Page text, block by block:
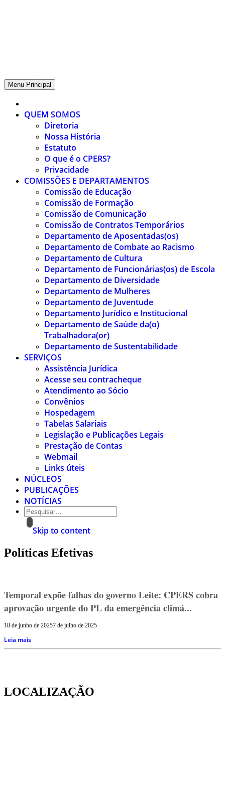
Menu Principal
QUEM SOMOS
Diretoria
Nossa História
Estatuto
O que é o CPERS?
Privacidade
COMISSÕES E DEPARTAMENTOS
Comissão de Educação
Comissão de Formação
Comissão de Comunicação
Comissão de Contratos Temporários
Departamento de Aposentadas(os)
Departamento de Combate ao Racismo
Departamento de Cultura
Departamento de Funcionárias(os) de Escola
Departamento de Diversidade
Departamento de Mulheres
Departamento de Juventude
Departamento Jurídico e Institucional
Departamento de Saúde da(o)
Trabalhadora(or)
Departamento de Sustentabilidade
SERVIÇOS
Assistência Jurídica
Acesse seu contracheque
Atendimento ao Sócio
Convênios
Hospedagem
Tabelas Salariais
Legislação e Publicações Legais
Prestação de Contas
Webmail
Links úteis
NÚCLEOS
PUBLICAÇÕES
NOTÍCIAS
Skip to content
Políticas Efetivas
Temporal expõe falhas do governo Leite: CPERS cobra
aprovação urgente do PL da emergência climá...
18 de junho de 20257 de julho de 2025
Leia mais
LOCALIZAÇÃO